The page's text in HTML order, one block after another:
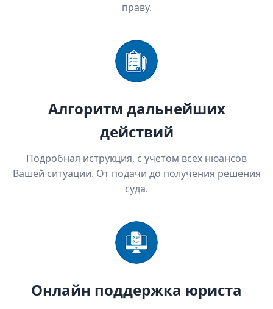
праву.
Алгоритм дальнейших
действий
Подробная иструкция, с учетом всех нюансов
Вашей ситуации. От подачи до получения решения
суда.
Онлайн поддержка юриста